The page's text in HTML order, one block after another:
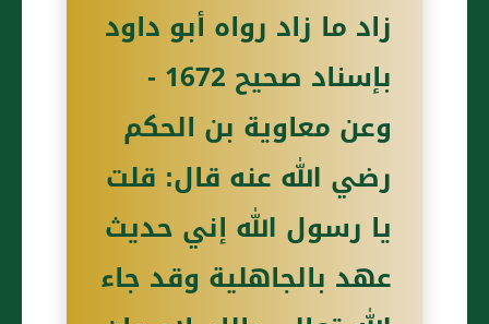
زاد ما زاد رواه أبو داود
بإسناد صحيح 1672 -
وعن معاوية بن الحكم
رضي الله عنه قال: قلت
يا رسول الله إني حديث
عهد بالجاهلية وقد جاء